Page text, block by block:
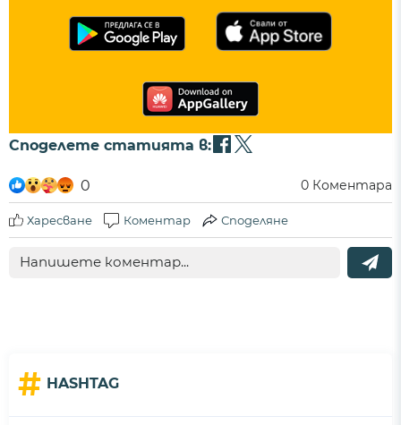
Споделете статията в:
0 0 Коментара
Харесване Коментар Споделяне
# HASHTAG